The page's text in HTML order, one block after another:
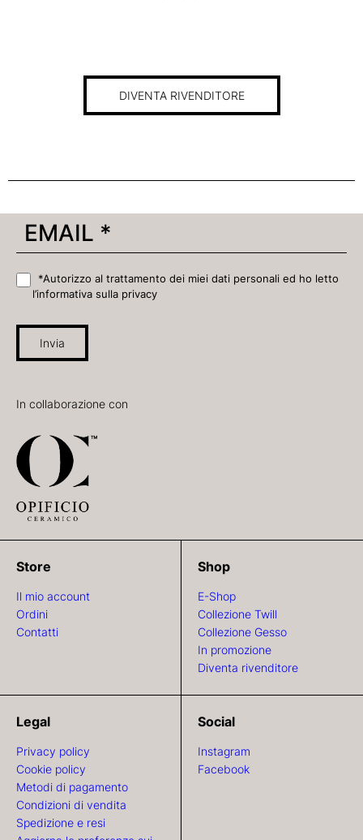
DIVENTA RIVENDITORE
*Autorizzo al trattamento dei miei dati personali ed ho letto
l’informativa sulla privacy
Invia
In collaborazione con
Store
Il mio account
Ordini
Contatti
Shop
E-Shop
Collezione Twill
Collezione Gesso
In promozione
Diventa rivenditore
Legal
Privacy policy
Cookie policy
Metodi di pagamento
Condizioni di vendita
Spedizione e resi
Social
Instagram
Facebook